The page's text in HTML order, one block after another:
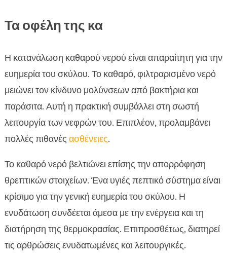
Τα οφέλη της κα
Η κατανάλωση καθαρού νερού είναι απαραίτητη για την
ευημερία του σκύλου. Το καθαρό, φιλτραρισμένο νερό
μειώνει τον κίνδυνο μολύνσεων από βακτήρια και
παράσιτα. Αυτή η πρακτική συμβάλλει στη σωστή
λειτουργία των νεφρών του. Επιπλέον, προλαμβάνει
πολλές πιθανές ασθένειες.
Το καθαρό νερό βελτιώνει επίσης την απορρόφηση
θρεπτικών στοιχείων. Ένα υγιές πεπτικό σύστημα είναι
κρίσιμο για την γενική ευημερία του σκύλου. Η
ενυδάτωση συνδέεται άμεσα με την ενέργεια και τη
διατήρηση της θερμοκρασίας. Επιπροσθέτως, διατηρεί
τις αρθρώσεις ενυδατωμένες και λειτουργικές.